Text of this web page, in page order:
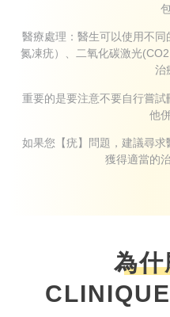
醫療處理：醫生可以使用不
氮凍疣）、二氧化碳激光
治
重要的是要注意不要自行嘗
他
如果您【疣】問題，建議尋
獲得適當的
為什